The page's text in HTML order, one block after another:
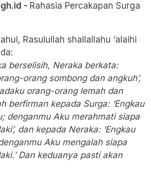
- Rahasia Percakapan Surga
Rasulullah shallallahu ‘alaihi
berselisih, Neraka berkata:
orang sombong dan angkuh’,
orang-orang lemah dan
berfirman kepada Surga: ‘Engkau
denganmu Aku merahmati siapa
dan kepada Neraka: ‘Engkau
Aku mengalah siapa
Dan keduanya pasti akan